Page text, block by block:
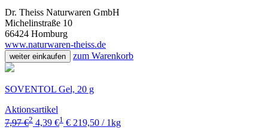
Dr. Theiss Naturwaren GmbH
Michelinstraße 10
66424 Homburg
www.naturwaren-theiss.de
weiter einkaufen zum Warenkorb
SOVENTOL Gel, 20 g
Aktionsartikel
7,97 €2 4,39 €1 € 219,50 / 1kg